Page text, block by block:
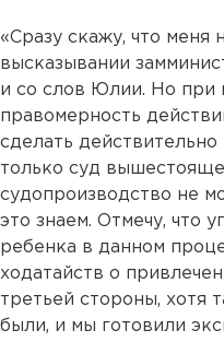
«Сразу скажу, что меня
высказывании
и со слов Юлии. Но при
правомерность
сделать
только суд
судопроизводство не
это знаем. Отмечу, что
ребенка в данном
ходатайств о
третьей стороны, хотя
были, и мы готовили